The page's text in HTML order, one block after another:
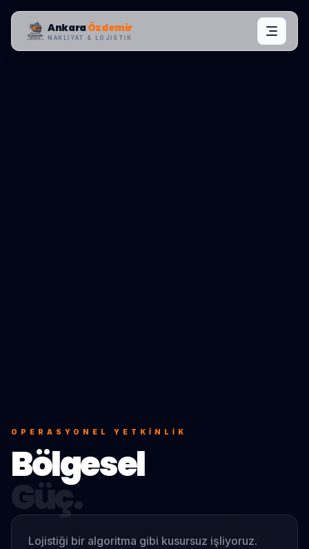
AnkaraÖzdemir
NAKLIYAT & LOJISTIK
OPERASYONEL YETKINLIK
Bölgesel
Güç.
Lojistiği bir algoritma gibi kusursuz işliyoruz.